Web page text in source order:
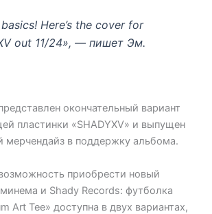
Here’s the cover for
out 11/24», — пишет Эм.
окончательный вариант
пластинки «SHADYXV» и выпущен
мерчендайз в поддержку альбома.
приобрести новый
и Shady Records: футболка
Art Tee» доступна в двух вариантах,